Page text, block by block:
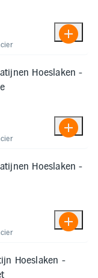
Hoeslaken -
Hoeslaken -
Hoeslaken -